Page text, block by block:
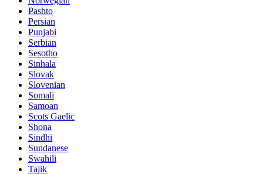
Pashto
Persian
Punjabi
Serbian
Sesotho
Sinhala
Slovak
Slovenian
Somali
Samoan
Scots Gaelic
Shona
Sindhi
Sundanese
Swahili
Tajik